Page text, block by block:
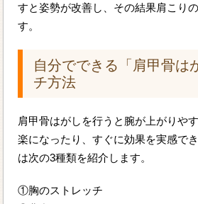
すと姿勢が改善し、その結果肩こり
す。
自分でできる「肩甲骨は
チ方法
肩甲骨はがしを行うと腕が上がりや
楽になったり、すぐに効果を実感で
は次の3種類を紹介します。
①胸のストレッチ